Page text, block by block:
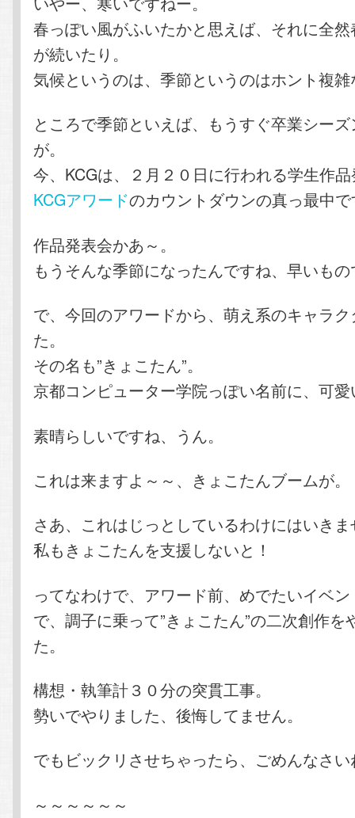
春っぽい風がふいたかと思えば、それに全
が続いたり。
気候というのは、季節というのはホント複
ところで季節といえば、もうすぐ卒業シー
が。
今、KCGは、２月２０日に行われる学生作
KCGアワードのカウントダウンの真っ最中
作品発表会かあ～。
もうそんな季節になったんですね、早いも
で、今回のアワードから、萌え系のキャラ
た。
その名も”きょこたん”。
京都コンピューター学院っぽい名前に、可
素晴らしいですね、うん。
これは来ますよ～～、きょこたんブームが。
さあ、これはじっとしているわけにはいき
私もきょこたんを支援しないと！
ってなわけで、アワード前、めでたいイベ
で、調子に乗って”きょこたん”の二次創作を
た。
構想・執筆計３０分の突貫工事。
勢いでやりました、後悔してません。
でもビックリさせちゃったら、ごめんなさ
～～～～～～